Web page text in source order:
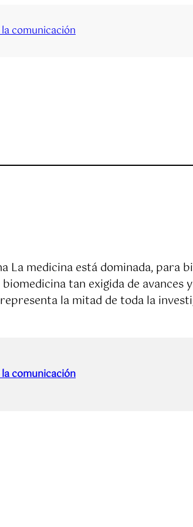
comunicación
La medicina está dominada, para
tan exigida de avances
la mitad de toda la
comunicación